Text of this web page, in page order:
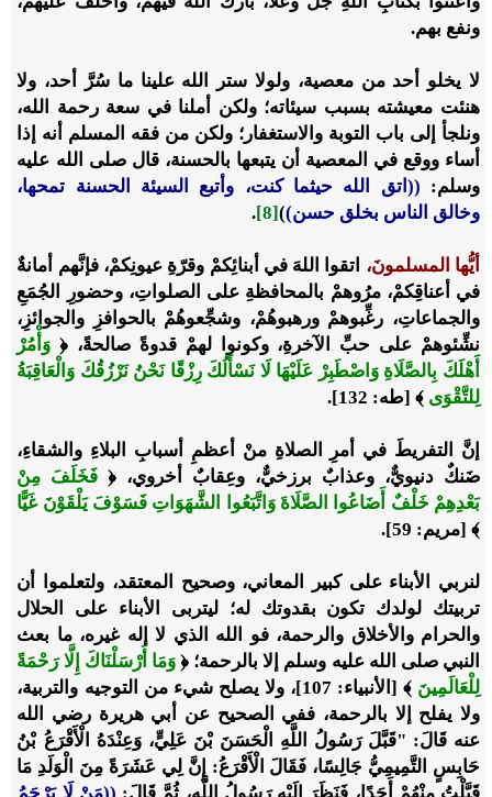
ونفع بهم.
لا يخلو أحد من معصية، ولولا ستر الله علينا ما سُرَّ أحد، ولا
هنئت معيشته بسبب سيئاته؛ ولكن أملنا في سعة رحمة الله،
ونلجأ إلى باب التوبة والاستغفار؛ ولكن من فقه المسلم أنه إذا
أساء ووقع في المعصية أن يتبعها بالحسنة، قال صلى الله عليه
وسلم: ((اتق الله حيثما كنت، وأتبع السيئة الحسنة تمحها،
وخالق الناس بخلق حسن))
[8]
.
أيُّها المسلمونَ، اتقوا اللهَ في أبنائِكمْ وقرّةِ عيونِكمْ، فإنَّهم أمانةٌ
في أعناقِكمْ، مرُوهمْ بالمحافظةِ على الصلواتِ، وحضورِ الجُمَعِ
والجماعاتِ، رغِّبوهمْ ورهبوهُمْ، وشجِّعوهُمْ بالحوافزِ والجوائزِ،
نشِّئوهمْ على حبِّ الآخرةِ، وكونوا لهمْ قدوةً صالحةً، ﴿ وَأْمُرْ
أَهْلَكَ بِالصَّلَاةِ وَاصْطَبِرْ عَلَيْهَا لَا نَسْأَلُكَ رِزْقًا نَحْنُ نَرْزُقُكَ وَالْعَاقِبَةُ
لِلتَّقْوَى ﴾ [طه: 132].
إنَّ التفريطَ في أمرِ الصلاةِ منْ أعظمِ أسبابِ البلاءِ والشقاءِ،
ضَنكٌ دنيويٌّ، وعذابٌ برزخيٌّ، وعِقابٌ أخروي، ﴿ فَخَلَفَ مِنْ
بَعْدِهِمْ خَلْفٌ أَضَاعُوا الصَّلَاةَ وَاتَّبَعُوا الشَّهَوَاتِ فَسَوْفَ يَلْقَوْنَ غَيًّا
﴾ [مريم: 59].
لنربي الأبناء على كبير المعاني، وصحيح المعتقد، ولتعلموا أن
تربيتك لولدك تكون بقدوتك له؛ ليتربى الأبناء على الحلال
والحرام والأخلاق والرحمة، فو الله الذي لا إله غيره، ما بعث
النبي صلى الله عليه وسلم إلا بالرحمة؛ ﴿وَمَا أَرْسَلْنَاكَ إِلَّا رَحْمَةً
لِلْعَالَمِينَ
﴾ [الأنبياء: 107]، ولا يصلح شيء من التوجيه والتربية،
ولا يفلح إلا بالرحمة، ففي الصحيح عن أبي هريرة رضي الله
عنه قَالَ: "قَبَّلَ رَسُولُ اللَّهِ الْحَسَنَ بْنَ عَلِيٍّ، وَعِنْدَهُ الْأَقْرَعُ بْنُ
حَابِسٍ التَّمِيمِيُّ جَالِسًا، فَقَالَ الْأَقْرَعُ: إِنَّ لِي عَشَرَةً مِنَ الْوَلَدِ مَا
قَبَّلْتُ مِنْهُمْ أَحَدًا، فَنَظَرَ إِلَيْهِ رَسُولُ اللَّهِ، ثُمَّ قَالَ: ((مَنْ لَا يَرْحَمُ